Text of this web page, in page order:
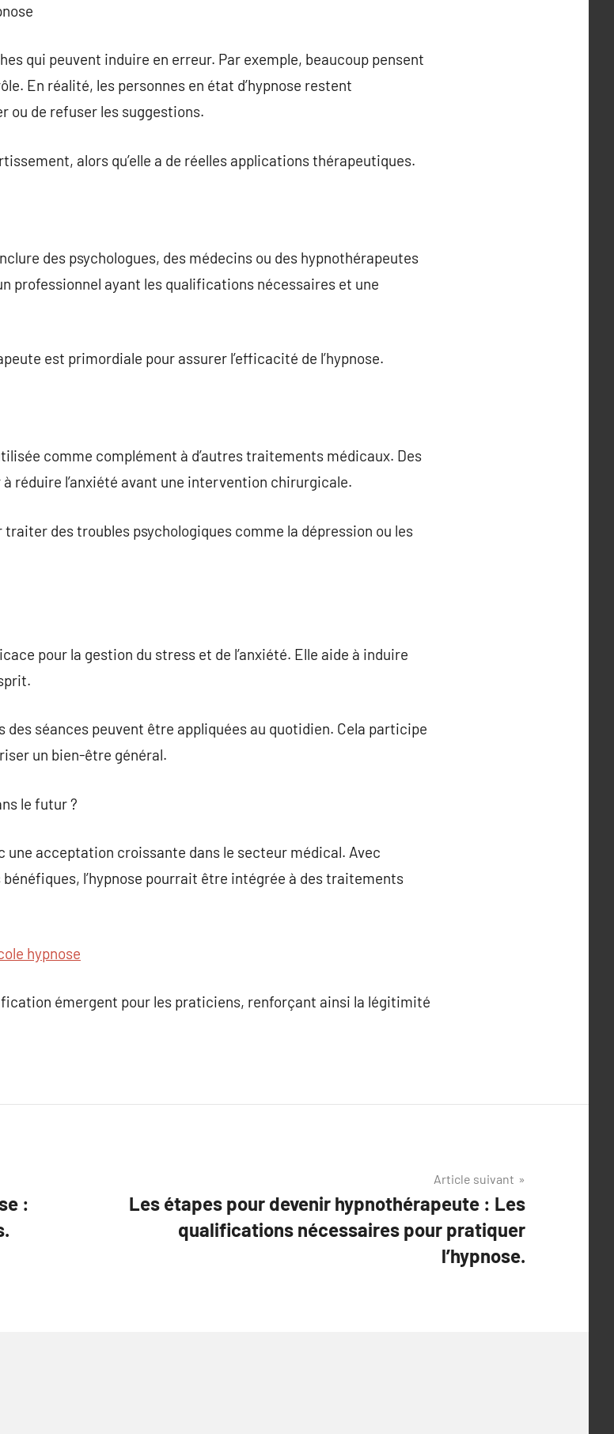
qui peuvent induire en erreur. Par exemple, beaucoup pensent
En réalité, les personnes en état d’hypnose restent
ou de refuser les suggestions.
alors qu’elle a de réelles applications thérapeutiques.
des psychologues, des médecins ou des hypnothérapeutes
professionnel ayant les qualifications nécessaires et une
est primordiale pour assurer l’efficacité de l’hypnose.
comme complément à d’autres traitements médicaux. Des
réduire l’anxiété avant une intervention chirurgicale.
traiter des troubles psychologiques comme la dépression ou les
pour la gestion du stress et de l’anxiété. Elle aide à induire
séances peuvent être appliquées au quotidien. Cela participe
un bien-être général.
le futur ?
une acceptation croissante dans le secteur médical. Avec
l’hypnose pourrait être intégrée à des traitements
hypnose
émergent pour les praticiens, renforçant ainsi la légitimité
:
Article suivant
Les étapes pour devenir hypnothérapeute : Les
qualifications nécessaires pour pratiquer
l’hypnose.